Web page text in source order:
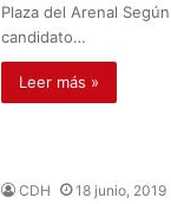
Plaza del Arenal
candidato…
Leer más »
CDH 18 junio, 2019